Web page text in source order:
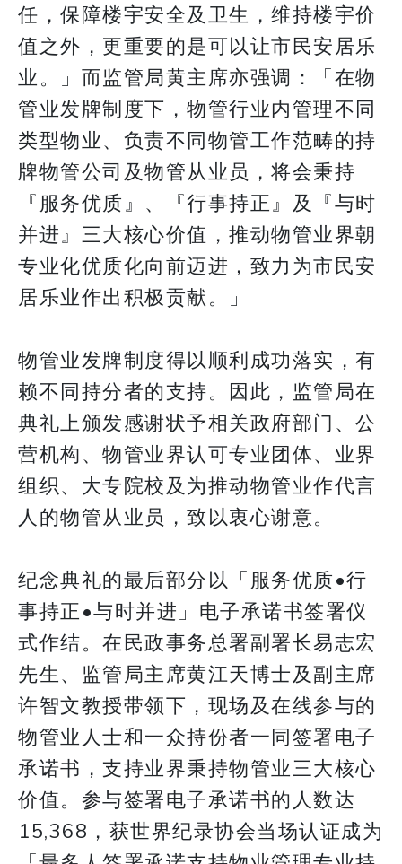
任，保障楼宇安全及卫生，维持楼宇价
值之外，更重要的是可以让市民安居乐
业。」而监管局黄主席亦强调：「在物
管业发牌制度下，物管行业内管理不同
类型物业、负责不同物管工作范畴的持
牌物管公司及物管从业员，将会秉持
『服务优质』、『行事持正』及『与时
并进』三大核心价值，推动物管业界朝
专业化优质化向前迈进，致力为市民安
居乐业作出积极贡献。」
物管业发牌制度得以顺利成功落实，有
赖不同持分者的支持。因此，监管局在
典礼上颁发感谢状予相关政府部门、公
营机构、物管业界认可专业团体、业界
组织、大专院校及为推动物管业作代言
人的物管从业员，致以衷心谢意。
纪念典礼的最后部分以「服务优质•行
事持正•与时并进」电子承诺书签署仪
式作结。在民政事务总署副署长易志宏
先生、监管局主席黄江天博士及副主席
许智文教授带领下，现场及在线参与的
物管业人士和一众持份者一同签署电子
承诺书，支持业界秉持物管业三大核心
价值。参与签署电子承诺书的人数达
15,368，获世界纪录协会当场认证成为